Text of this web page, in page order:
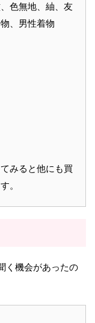
色無地、紬、友
、男性着物
みると他にも買
。
く機会があったの